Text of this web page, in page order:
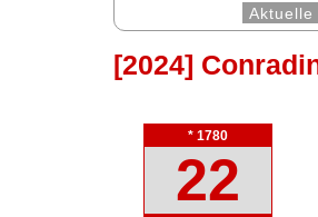
Aktuelle
[2024]
* 1780
22